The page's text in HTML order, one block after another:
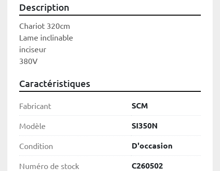
Description
Chariot 320cm
Lame inclinable
inciseur
380V
Caractéristiques
Fabricant SCM
Modèle SI350N
Condition D'occasion
Numéro de stock C260502